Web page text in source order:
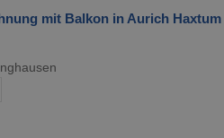
mit Balkon in Aurich Haxtum